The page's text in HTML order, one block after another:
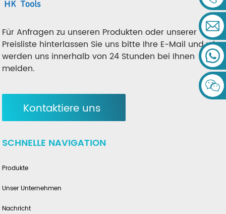
Für Anfragen zu unseren Produkten oder unserer
Preisliste hinterlassen Sie uns bitte Ihre E-Mail und wir
werden uns innerhalb von 24 Stunden bei Ihnen
melden.
Kontaktiere uns
SCHNELLE NAVIGATION
Produkte
Unser Unternehmen
Nachricht